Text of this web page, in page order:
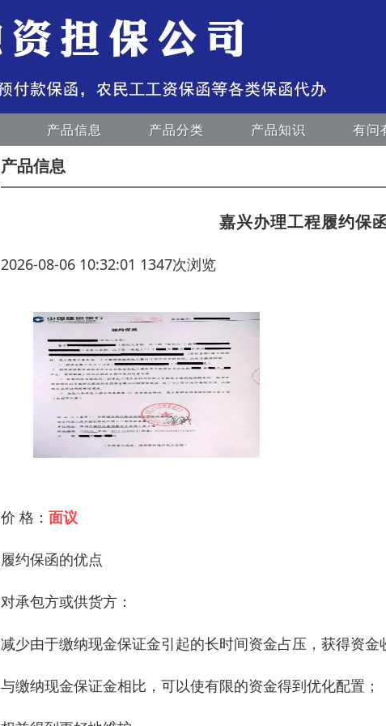
产品信息 产品分类 产品知识 有问
产品信息
嘉兴办理工程履约保
2026-08-06 10:32:01 1347次浏览
价 格： 面议
履约保函的优点
对承包方或供货方：
减少由于缴纳现金保证金引起的长时间资金占压，获得资金
与缴纳现金保证金相比，可以使有限的资金得到优化配置；